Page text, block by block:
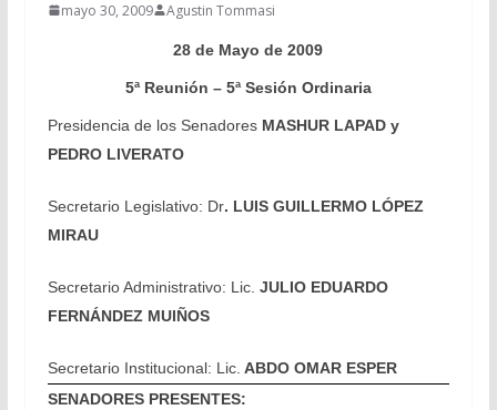
mayo 30, 2009 Agustin Tommasi
28 de Mayo de 2009
5ª Reunión – 5ª Sesión Ordinaria
Presidencia de los Senadores MASHUR LAPAD y
PEDRO LIVERATO
Secretario Legislativo: Dr. LUIS GUILLERMO LÓPEZ
MIRAU
Secretario Administrativo: Lic. JULIO EDUARDO
FERNÁNDEZ MUIÑOS
Secretario Institucional: Lic. ABDO OMAR ESPER
SENADORES PRESENTES: